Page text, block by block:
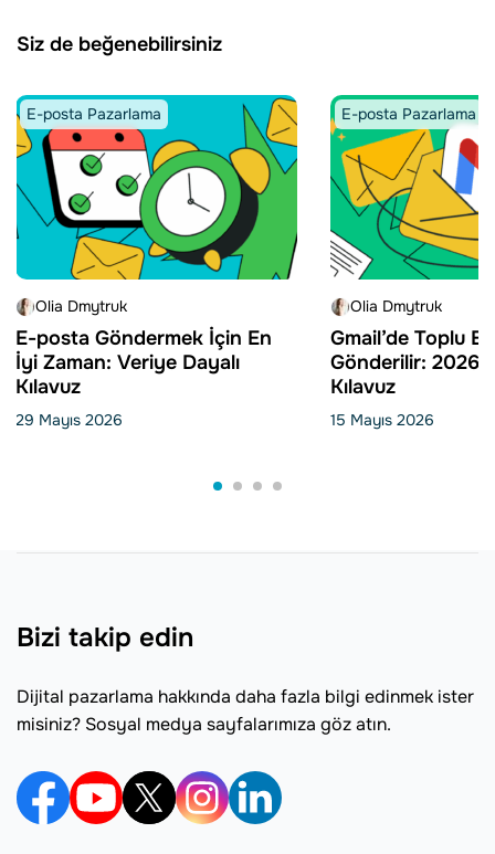
Siz de beğenebilirsiniz
E-posta Pazarlama
Olia Dmytruk
E-posta Göndermek İçin En
İyi Zaman: Veriye Dayalı
Kılavuz
29 Mayıs 2026
E-posta Pazarlama
Olia Dmytruk
Gmail’de Toplu
Gönderilir: 2026
Kılavuz
15 Mayıs 2026
Bizi takip edin
Dijital pazarlama hakkında daha fazla bilgi edinmek ister
misiniz? Sosyal medya sayfalarımıza göz atın.